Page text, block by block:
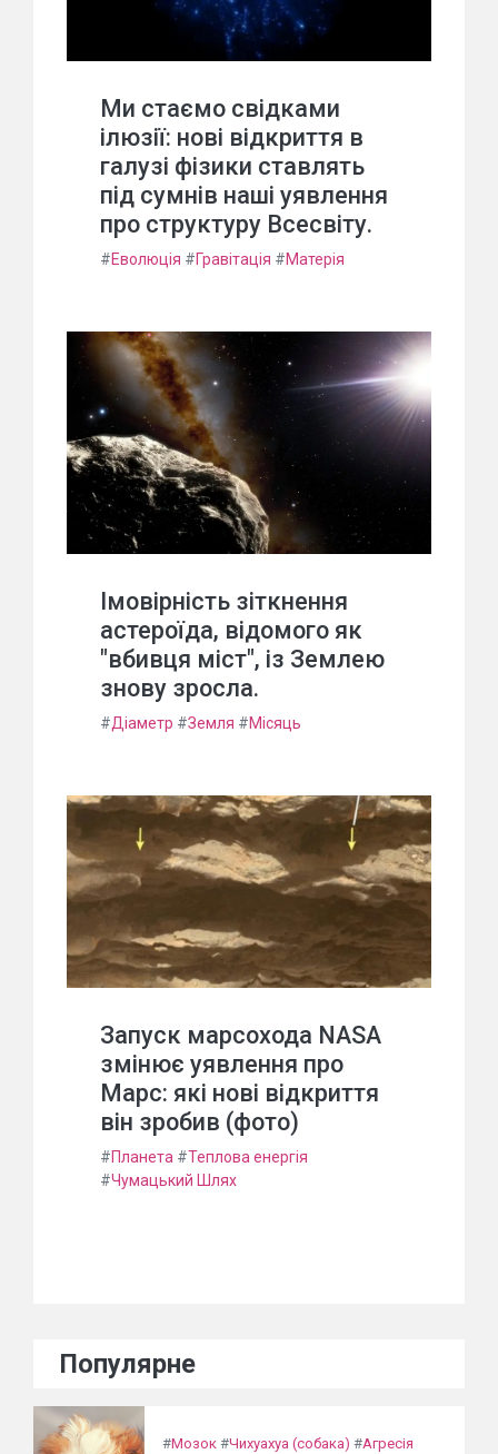
Ми стаємо свідками
ілюзії: нові відкриття в
галузі фізики ставлять
під сумнів наші уявлення
про структуру Всесвіту.
#Еволюція #Гравітація #Матерія
Імовірність зіткнення
астероїда, відомого як
"вбивця міст", із Землею
знову зросла.
#Діаметр #Земля #Місяць
Запуск марсохода NASA
змінює уявлення про
Марс: які нові відкриття
він зробив (фото)
#Планета #Теплова енергія
#Чумацький Шлях
Популярне
#Мозок #Чихуахуа (собака) #Агресія